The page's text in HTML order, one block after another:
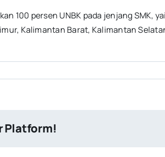
100 persen UNBK pada jenjang SMK,
Kalimantan Barat, Kalimantan
Platform!